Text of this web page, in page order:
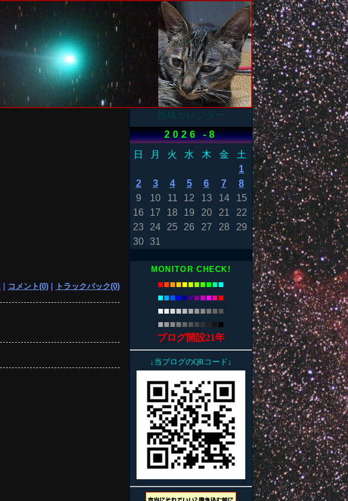
コメント(0) トラックバック(0)
投稿カレンダー
2026 -8
日
月 火 水 木 金
土
1
2
3 4 5 6 7
8
9
10 11 12 13 14
15
16
17 18 19 20 21
22
23
24 25 26 27 28
29
30 31
MONITOR CHECK!
■■■■■■■■■■■
■■■■■■■■■■■
■■■■■■■■■■■
■■■■■■■■ ■■
ブログ開設21年
↓当ブログのQRコード↓